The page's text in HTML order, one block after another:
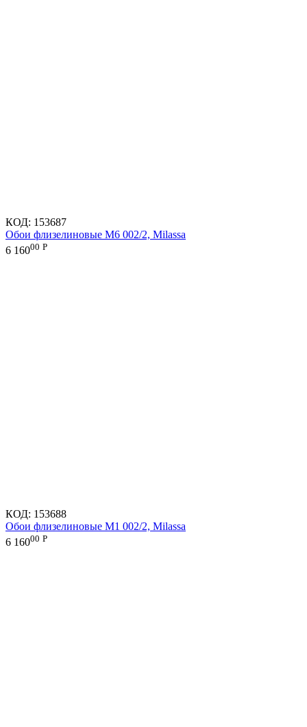
КОД: 153687
Обои флизелиновые M6 002/2, Milassa
6 16000 Р
КОД: 153688
Обои флизелиновые M1 002/2, Milassa
6 16000 Р